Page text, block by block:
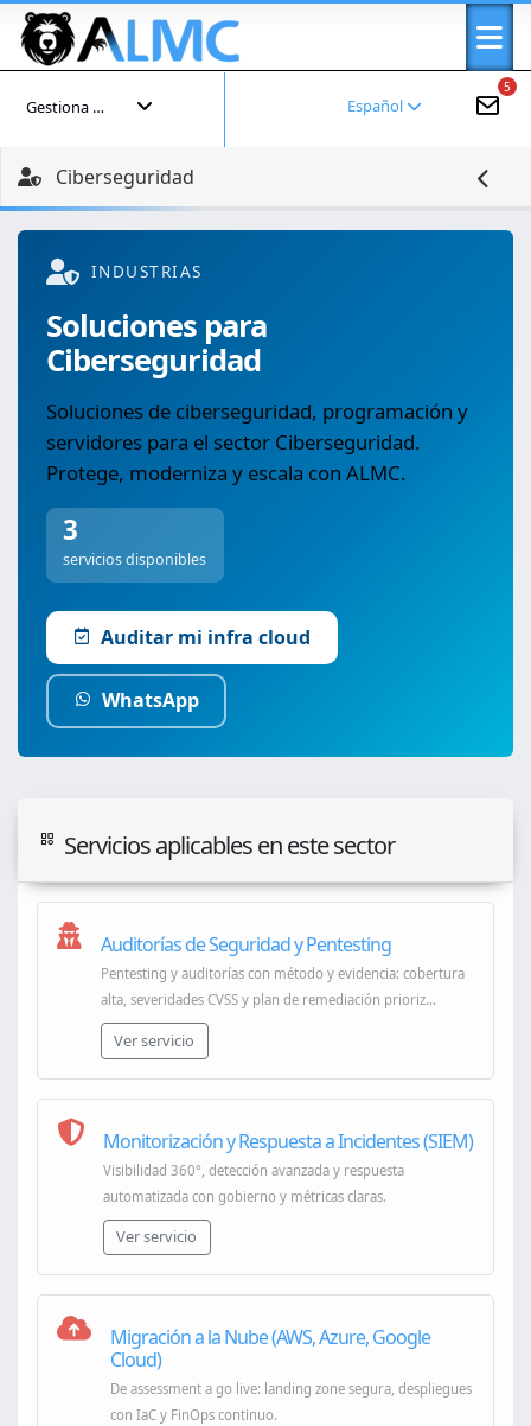
5
Español
Gestiona tu cuenta
Ciberseguridad
INDUSTRIAS
Soluciones para
Ciberseguridad
Soluciones de ciberseguridad, programación y
servidores para el sector Ciberseguridad.
Protege, moderniza y escala con ALMC.
3
servicios disponibles
Auditar mi infra cloud
WhatsApp
Servicios aplicables en este sector
Auditorías de Seguridad y Pentesting
Pentesting y auditorías con método y evidencia: cobertura
alta, severidades CVSS y plan de remediación prioriz...
Ver servicio
Monitorización y Respuesta a Incidentes (SIEM)
Visibilidad 360°, detección avanzada y respuesta
automatizada con gobierno y métricas claras.
Ver servicio
Migración a la Nube (AWS, Azure, Google
Cloud)
De assessment a go live: landing zone segura, despliegues
con IaC y FinOps continuo.